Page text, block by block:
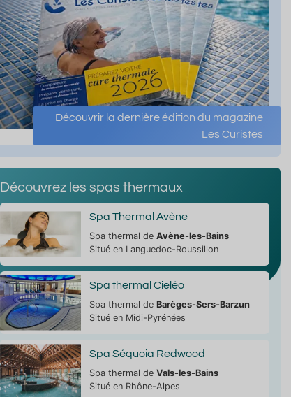
Découvrir la dernière édition du magazine
Les Curistes
Découvrez les spas thermaux
Spa Thermal Avène
Spa thermal de Avène-les-Bains
Situé en Languedoc-Roussillon
Spa thermal Cieléo
Spa thermal de Barèges-Sers-Barzun
Situé en Midi-Pyrénées
Spa Séquoia Redwood
Spa thermal de Vals-les-Bains
Situé en Rhône-Alpes